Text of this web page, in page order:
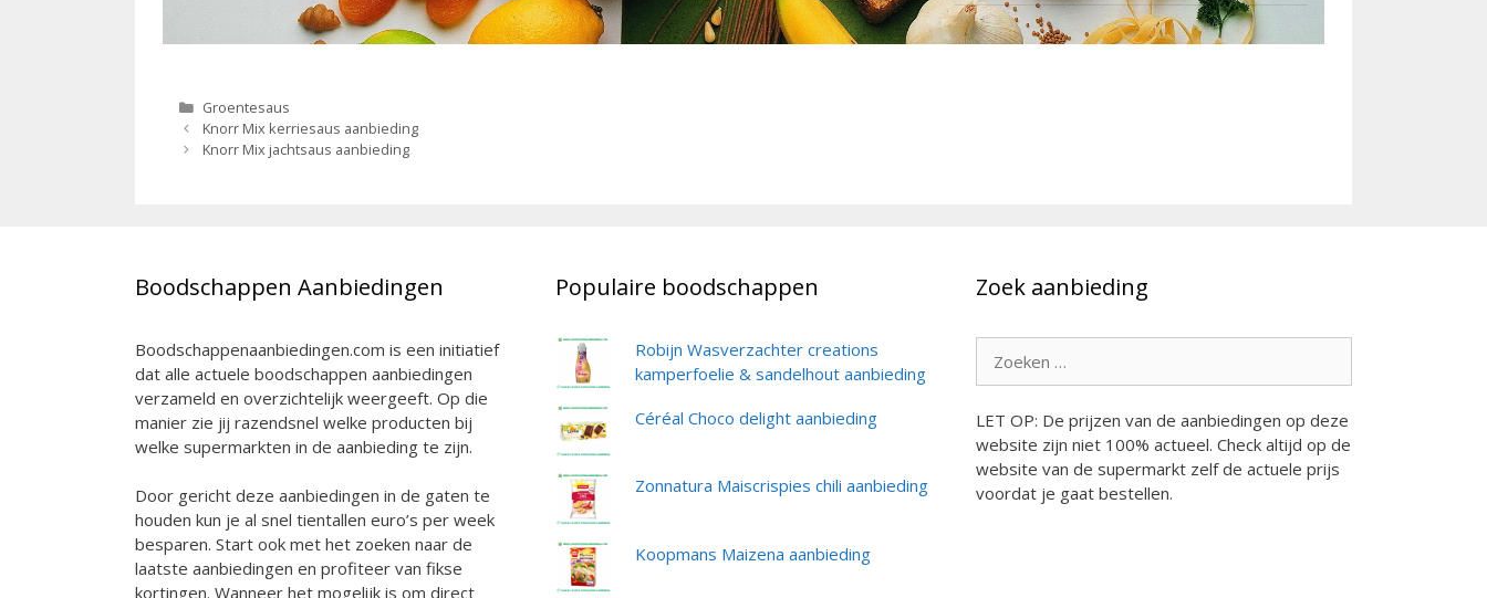
Categorieën
Groentesaus
Berichtnavigatie
Knorr Mix kerriesaus aanbieding
Knorr Mix jachtsaus aanbieding
Boodschappen Aanbiedingen
Boodschappenaanbiedingen.com is een initiatief
dat alle actuele boodschappen aanbiedingen
verzameld en overzichtelijk weergeeft. Op die
manier zie jij razendsnel welke producten bij
welke supermarkten in de aanbieding te zijn.
Door gericht deze aanbiedingen in de gaten te
houden kun je al snel tientallen euro’s per week
besparen. Start ook met het zoeken naar de
laatste aanbiedingen en profiteer van fikse
kortingen. Wanneer het mogelijk is om direct
Populaire boodschappen
Robijn Wasverzachter creations
kamperfoelie & sandelhout aanbieding
Céréal Choco delight aanbieding
Zonnatura Maiscrispies chili aanbieding
Koopmans Maizena aanbieding
Zoek aanbieding
naar:
LET OP: De prijzen van de aanbiedingen op deze
website zijn niet 100% actueel. Check altijd op de
website van de supermarkt zelf de actuele prijs
voordat je gaat bestellen.